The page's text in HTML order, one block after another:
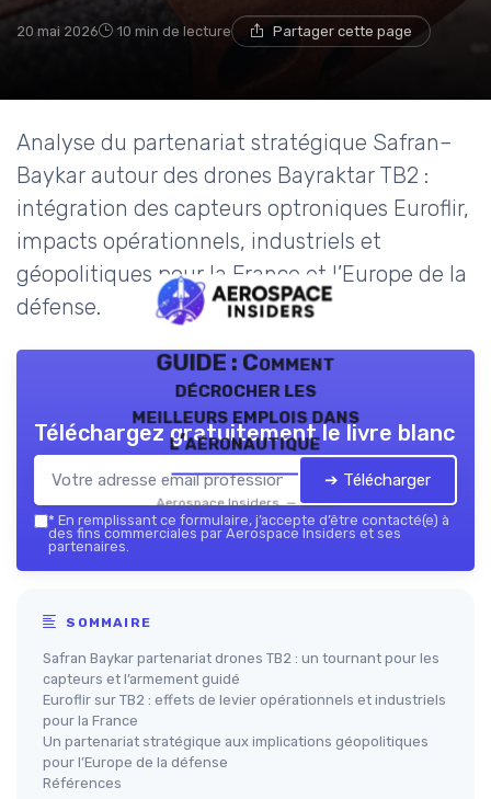
20 mai 2026 10 min de lecture Partager cette page
Analyse du partenariat stratégique Safran–
Baykar autour des drones Bayraktar TB2 :
intégration des capteurs optroniques Euroflir,
impacts opérationnels, industriels et
géopolitiques pour la France et l’Europe de la
défense.
GUIDE : Comment
décrocher les
meilleurs emplois dans
l’aéronautique
Aerospace Insiders — 2026
Téléchargez gratuitement le livre blanc
➔ Télécharger
* En remplissant ce formulaire, j’accepte d’être contacté(e) à
des fins commerciales par Aerospace Insiders et ses
partenaires.
SOMMAIRE
Safran Baykar partenariat drones TB2 : un tournant pour les
capteurs et l’armement guidé
Euroflir sur TB2 : effets de levier opérationnels et industriels
pour la France
Un partenariat stratégique aux implications géopolitiques
pour l’Europe de la défense
Références